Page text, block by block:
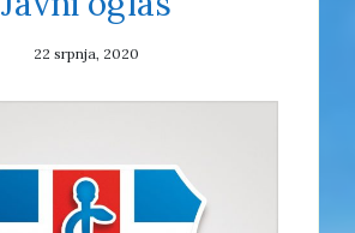
22 srpnja, 2020